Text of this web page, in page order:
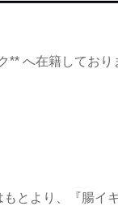
へ在籍しており
とより、『腸イ